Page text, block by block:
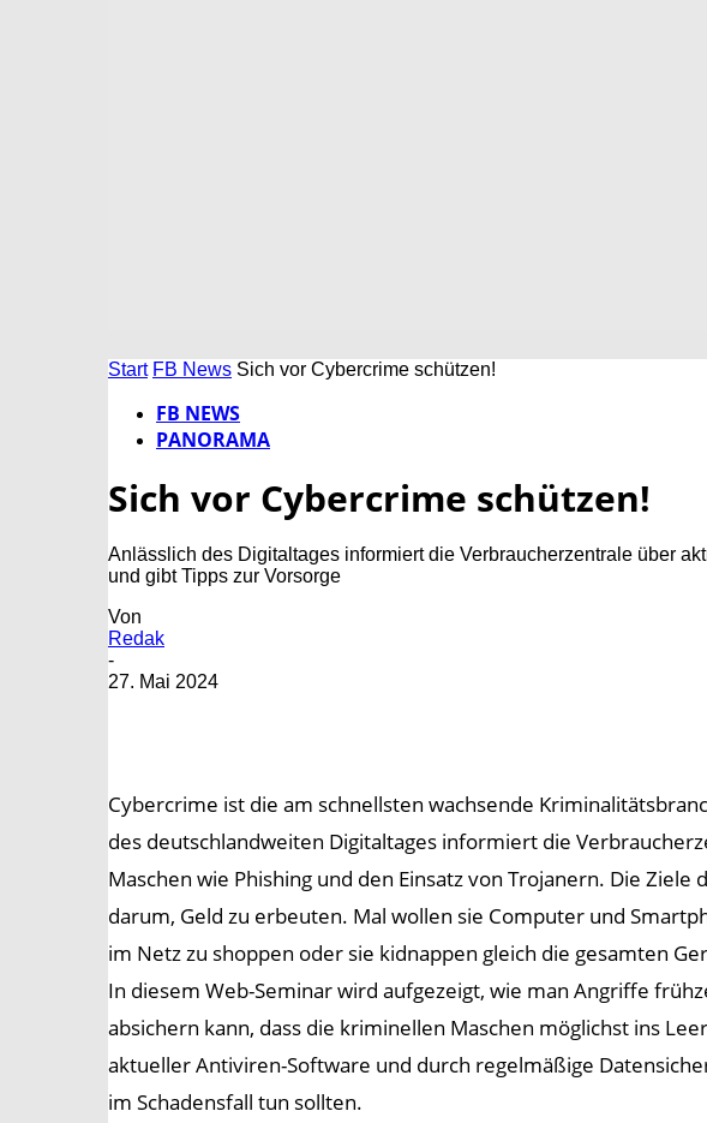
Start FB News Sich vor Cybercrime schützen!
FB NEWS
PANORAMA
Sich vor Cybercrime schützen!
Anlässlich des Digitaltages informiert die Verbraucherzentrale über
und gibt Tipps zur Vorsorge
Von
Redak
-
27. Mai 2024
Cybercrime ist die am schnellsten wachsende
des deutschlandweiten Digitaltages informiert die
Maschen wie Phishing und den Einsatz von Trojanern. Die
darum, Geld zu erbeuten. Mal wollen sie Computer und
im Netz zu shoppen oder sie kidnappen gleich die gesamten
In diesem Web-Seminar wird aufgezeigt, wie man Angriffe
absichern kann, dass die kriminellen Maschen möglichst ins
aktueller Antiviren-Software und durch regelmäßige
im Schadensfall tun sollten.